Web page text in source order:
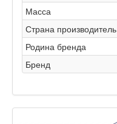
Масса
Страна производитель
Родина бренда
Бренд